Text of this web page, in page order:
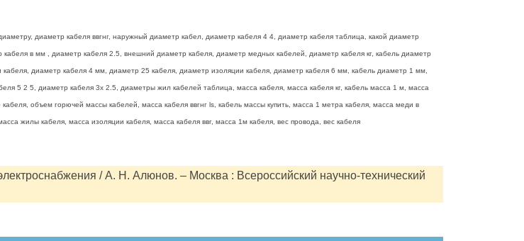
диаметр кабеля ввгнг, наружный диаметр кабел, диаметр кабеля 4 4, диаметр кабеля таблица, какой диаметр
в мм , диаметр кабеля 2.5, внешний диаметр кабеля, диаметр медных кабелей, диаметр кабеля кг, кабель диаметр
диаметр кабеля 4 мм, диаметр 25 кабеля, диаметр изоляции кабеля, диаметр кабеля 6 мм, кабель диаметр 1 мм,
5 2 5, диаметр кабеля 3х 2.5, диаметры жил кабелей таблица, масса кабеля, масса кабеля кг, кабель масса 1 м, масса
объем горючей массы кабелей, масса кабеля ввгнг ls, кабель массы купить, масса 1 метра кабеля, масса меди в
жилы кабеля, масса изоляции кабеля, масса кабеля ввг, масса 1м кабеля, вес провода, вес кабеля
/ А. Н. Алюнов. – Москва : Всероссийский научно-технический